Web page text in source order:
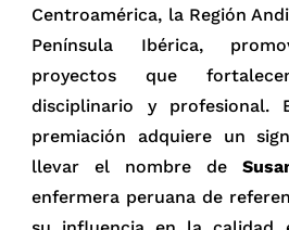
Centroamérica, la Región
Península Ibérica,
proyectos que
disciplinario y profesional.
premiación adquiere un
llevar el nombre de
enfermera peruana de